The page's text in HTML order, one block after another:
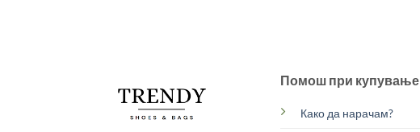
Помош при купување
Како да нарачам?